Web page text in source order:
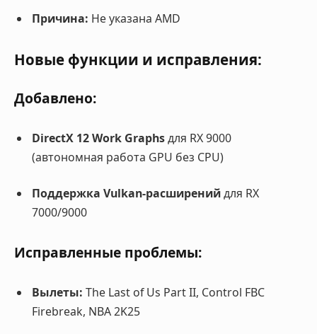
Причина: Не указана AMD
Новые функции и исправления:
Добавлено:
DirectX 12 Work Graphsдля RX 9000
(автономная работа GPU без CPU)
Поддержка Vulkan-расширенийдля RX
7000/9000
Исправленные проблемы:
Вылеты: The Last of Us Part II, Control FBC
Firebreak, NBA 2K25